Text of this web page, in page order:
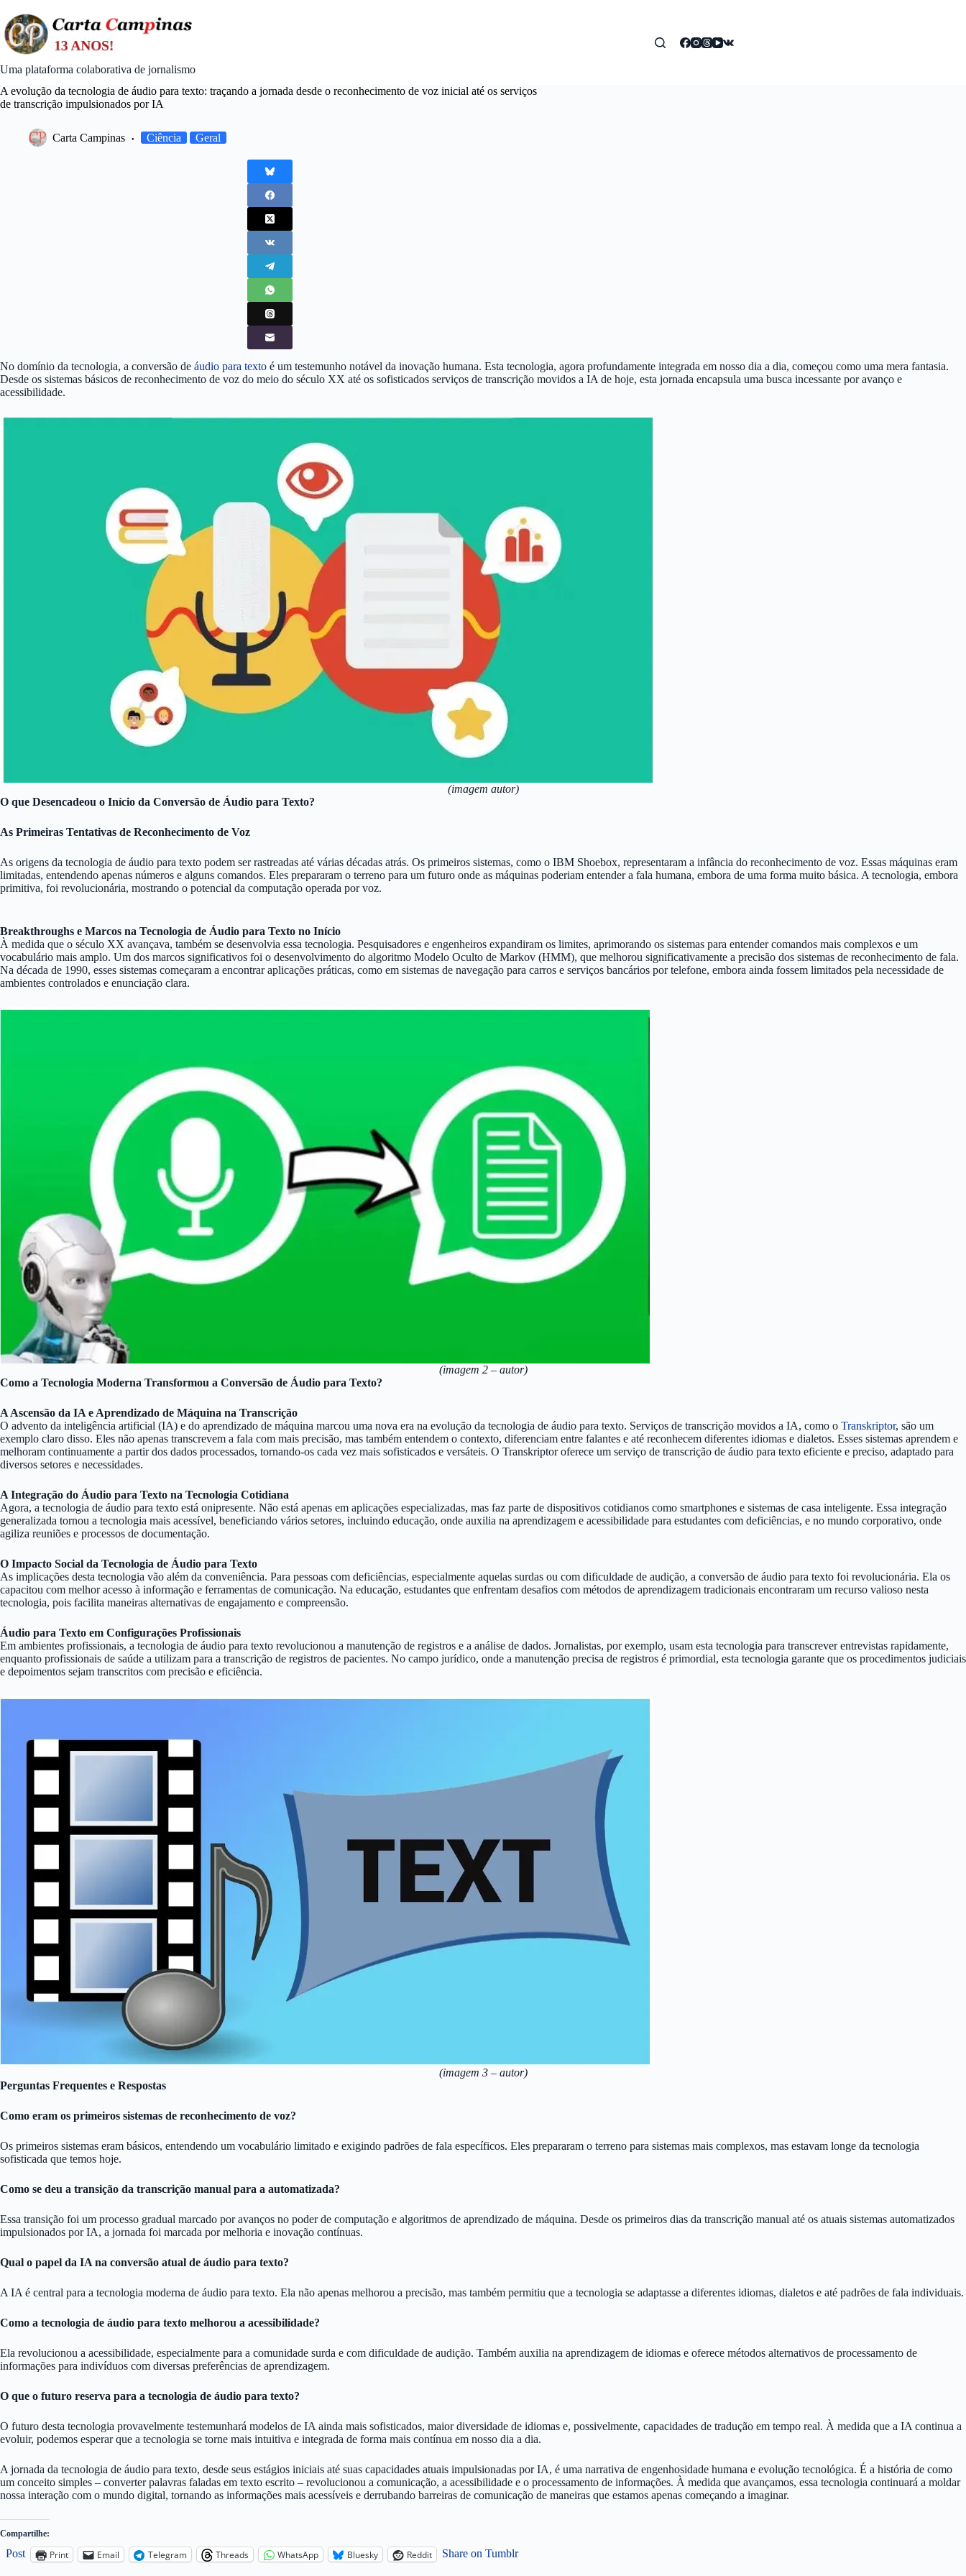
content
Uma plataforma colaborativa de jornalismo
A evolução da tecnologia de áudio para texto: traçando a jornada desde o reconhecimento de voz inicial até os serviços
de transcrição impulsionados por IA
Carta Campinas Ciência Geral
No domínio da tecnologia, a conversão de áudio para texto é um testemunho notável da inovação humana. Esta tecnologia, agora profundamente integrada em nosso dia a dia, começou como uma mera fantasia.
Desde os sistemas básicos de reconhecimento de voz do meio do século XX até os sofisticados serviços de transcrição movidos a IA de hoje, esta jornada encapsula uma busca incessante por avanço e
acessibilidade.
(imagem autor)
O que Desencadeou o Início da Conversão de Áudio para Texto?
As Primeiras Tentativas de Reconhecimento de Voz
As origens da tecnologia de áudio para texto podem ser rastreadas até várias décadas atrás. Os primeiros sistemas, como o IBM Shoebox, representaram a infância do reconhecimento de voz. Essas máquinas eram
limitadas, entendendo apenas números e alguns comandos. Eles prepararam o terreno para um futuro onde as máquinas poderiam entender a fala humana, embora de uma forma muito básica. A tecnologia, embora
primitiva, foi revolucionária, mostrando o potencial da computação operada por voz.
Breakthroughs e Marcos na Tecnologia de Áudio para Texto no Início
À medida que o século XX avançava, também se desenvolvia essa tecnologia. Pesquisadores e engenheiros expandiram os limites, aprimorando os sistemas para entender comandos mais complexos e um
vocabulário mais amplo. Um dos marcos significativos foi o desenvolvimento do algoritmo Modelo Oculto de Markov (HMM), que melhorou significativamente a precisão dos sistemas de reconhecimento de fala.
Na década de 1990, esses sistemas começaram a encontrar aplicações práticas, como em sistemas de navegação para carros e serviços bancários por telefone, embora ainda fossem limitados pela necessidade de
ambientes controlados e enunciação clara.
(imagem 2 – autor)
Como a Tecnologia Moderna Transformou a Conversão de Áudio para Texto?
A Ascensão da IA e Aprendizado de Máquina na Transcrição
O advento da inteligência artificial (IA) e do aprendizado de máquina marcou uma nova era na evolução da tecnologia de áudio para texto. Serviços de transcrição movidos a IA, como o Transkriptor, são um
exemplo claro disso. Eles não apenas transcrevem a fala com mais precisão, mas também entendem o contexto, diferenciam entre falantes e até reconhecem diferentes idiomas e dialetos. Esses sistemas aprendem e
melhoram continuamente a partir dos dados processados, tornando-os cada vez mais sofisticados e versáteis. O Transkriptor oferece um serviço de transcrição de áudio para texto eficiente e preciso, adaptado para
diversos setores e necessidades.
A Integração do Áudio para Texto na Tecnologia Cotidiana
Agora, a tecnologia de áudio para texto está onipresente. Não está apenas em aplicações especializadas, mas faz parte de dispositivos cotidianos como smartphones e sistemas de casa inteligente. Essa integração
generalizada tornou a tecnologia mais acessível, beneficiando vários setores, incluindo educação, onde auxilia na aprendizagem e acessibilidade para estudantes com deficiências, e no mundo corporativo, onde
agiliza reuniões e processos de documentação.
O Impacto Social da Tecnologia de Áudio para Texto
As implicações desta tecnologia vão além da conveniência. Para pessoas com deficiências, especialmente aquelas surdas ou com dificuldade de audição, a conversão de áudio para texto foi revolucionária. Ela os
capacitou com melhor acesso à informação e ferramentas de comunicação. Na educação, estudantes que enfrentam desafios com métodos de aprendizagem tradicionais encontraram um recurso valioso nesta
tecnologia, pois facilita maneiras alternativas de engajamento e compreensão.
Áudio para Texto em Configurações Profissionais
Em ambientes profissionais, a tecnologia de áudio para texto revolucionou a manutenção de registros e a análise de dados. Jornalistas, por exemplo, usam esta tecnologia para transcrever entrevistas rapidamente,
enquanto profissionais de saúde a utilizam para a transcrição de registros de pacientes. No campo jurídico, onde a manutenção precisa de registros é primordial, esta tecnologia garante que os procedimentos judiciais
e depoimentos sejam transcritos com precisão e eficiência.
(imagem 3 – autor)
Perguntas Frequentes e Respostas
Como eram os primeiros sistemas de reconhecimento de voz?
Os primeiros sistemas eram básicos, entendendo um vocabulário limitado e exigindo padrões de fala específicos. Eles prepararam o terreno para sistemas mais complexos, mas estavam longe da tecnologia
sofisticada que temos hoje.
Como se deu a transição da transcrição manual para a automatizada?
Essa transição foi um processo gradual marcado por avanços no poder de computação e algoritmos de aprendizado de máquina. Desde os primeiros dias da transcrição manual até os atuais sistemas automatizados
impulsionados por IA, a jornada foi marcada por melhoria e inovação contínuas.
Qual o papel da IA na conversão atual de áudio para texto?
A IA é central para a tecnologia moderna de áudio para texto. Ela não apenas melhorou a precisão, mas também permitiu que a tecnologia se adaptasse a diferentes idiomas, dialetos e até padrões de fala individuais.
Como a tecnologia de áudio para texto melhorou a acessibilidade?
Ela revolucionou a acessibilidade, especialmente para a comunidade surda e com dificuldade de audição. Também auxilia na aprendizagem de idiomas e oferece métodos alternativos de processamento de
informações para indivíduos com diversas preferências de aprendizagem.
O que o futuro reserva para a tecnologia de áudio para texto?
O futuro desta tecnologia provavelmente testemunhará modelos de IA ainda mais sofisticados, maior diversidade de idiomas e, possivelmente, capacidades de tradução em tempo real. À medida que a IA continua a
evoluir, podemos esperar que a tecnologia se torne mais intuitiva e integrada de forma mais contínua em nosso dia a dia.
A jornada da tecnologia de áudio para texto, desde seus estágios iniciais até suas capacidades atuais impulsionadas por IA, é uma narrativa de engenhosidade humana e evolução tecnológica. É a história de como
um conceito simples – converter palavras faladas em texto escrito – revolucionou a comunicação, a acessibilidade e o processamento de informações. À medida que avançamos, essa tecnologia continuará a moldar
nossa interação com o mundo digital, tornando as informações mais acessíveis e derrubando barreiras de comunicação de maneiras que estamos apenas começando a imaginar.
Compartilhe:
Post Print Email Telegram Threads WhatsApp Bluesky Reddit Share on Tumblr